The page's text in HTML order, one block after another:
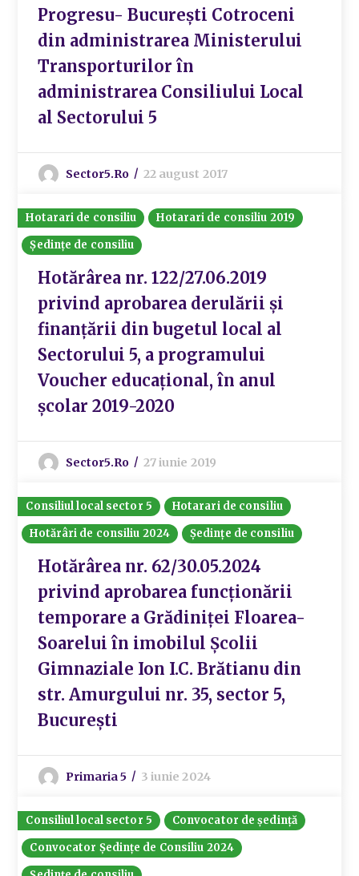
Progresu- București Cotroceni
din administrarea Ministerului
Transporturilor în
administrarea Consiliului Local
al Sectorului 5
Sector5.ro 22 august 2017
Hotarari de consiliu
Hotarari de consiliu 2019
Ședințe de consiliu
Hotărârea nr. 122/27.06.2019
privind aprobarea derulării și
finanțării din bugetul local al
Sectorului 5, a programului
Voucher educațional, în anul
școlar 2019-2020
Sector5.ro 27 iunie 2019
Consiliul local sector 5
Hotarari de consiliu
Hotărâri de consiliu 2024
Ședințe de consiliu
Hotărârea nr. 62/30.05.2024
privind aprobarea funcționării
temporare a Grădiniței Floarea-
Soarelui în imobilul Școlii
Gimnaziale Ion I.C. Brătianu din
str. Amurgului nr. 35, sector 5,
București
Primaria 5 3 iunie 2024
Consiliul local sector 5
Convocator de ședință
Convocator Ședințe de Consiliu 2024